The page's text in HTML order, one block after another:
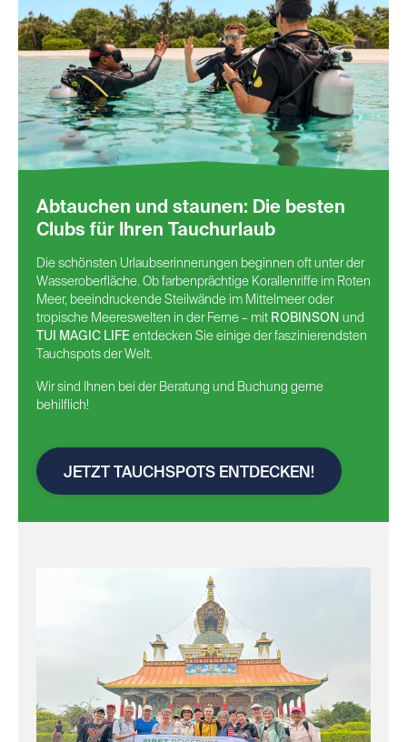
Abtauchen und staunen: Die besten
Clubs für Ihren Tauchurlaub
Die schönsten Urlaubserinnerungen beginnen oft unter der
Wasseroberfläche. Ob farbenprächtige Korallenriffe im Roten
Meer, beeindruckende Steilwände im Mittelmeer oder
tropische Meereswelten in der Ferne – mit ROBINSON und
TUI MAGIC LIFE entdecken Sie einige der faszinierendsten
Tauchspots der Welt.
Wir sind Ihnen bei der Beratung und Buchung gerne
behilflich!
JETZT TAUCHSPOTS ENTDECKEN!